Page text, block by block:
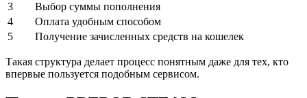
3
Выбор суммы пополнения
4
Оплата удобным способом
5
Получение зачисленных средств на кошелек
Такая структура делает процесс понятным даже для тех, кто
впервые пользуется подобным сервисом.